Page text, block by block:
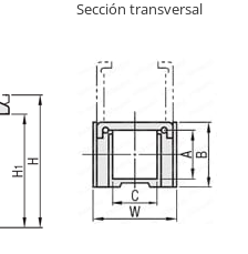
Sección transversal